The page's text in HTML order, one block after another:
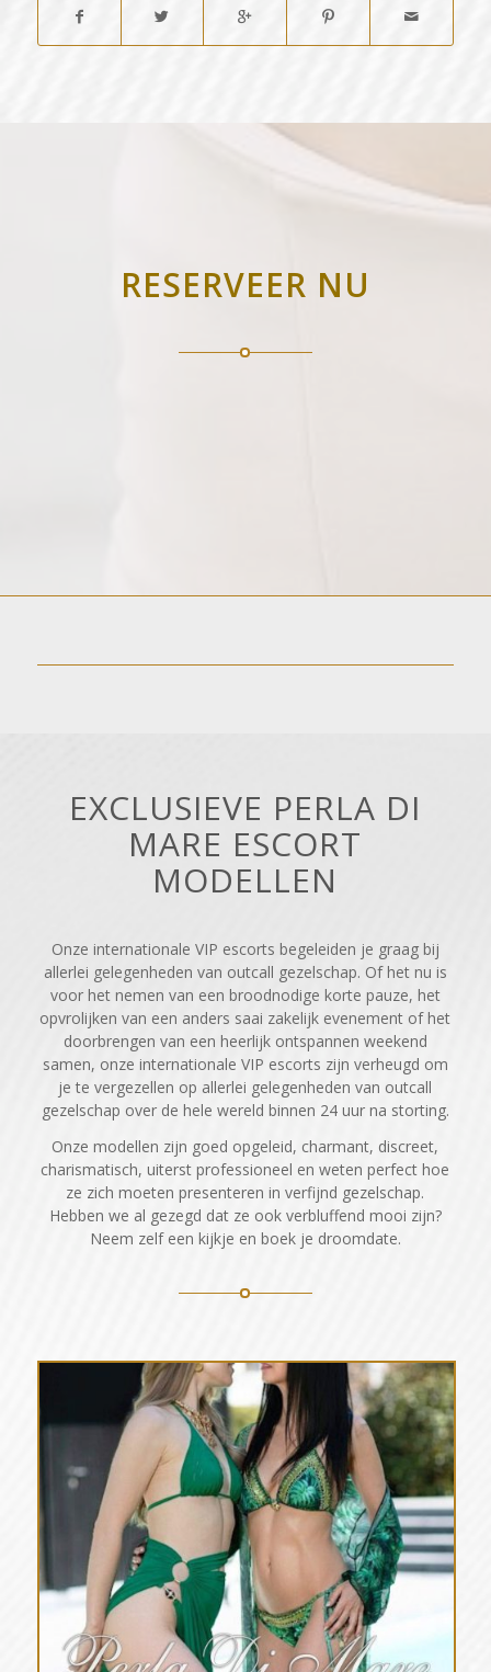
RESERVEER NU
EXCLUSIEVE PERLA DI
MARE ESCORT
MODELLEN
Onze internationale VIP escorts begeleiden je graag bij
allerlei gelegenheden van outcall gezelschap. Of het nu is
voor het nemen van een broodnodige korte pauze, het
opvrolijken van een anders saai zakelijk evenement of het
doorbrengen van een heerlijk ontspannen weekend
samen, onze internationale VIP escorts zijn verheugd om
je te vergezellen op allerlei gelegenheden van outcall
gezelschap over de hele wereld binnen 24 uur na storting.
Onze modellen zijn goed opgeleid, charmant, discreet,
charismatisch, uiterst professioneel en weten perfect hoe
ze zich moeten presenteren in verfijnd gezelschap.
Hebben we al gezegd dat ze ook verbluffend mooi zijn?
Neem zelf een kijkje en boek je droomdate.